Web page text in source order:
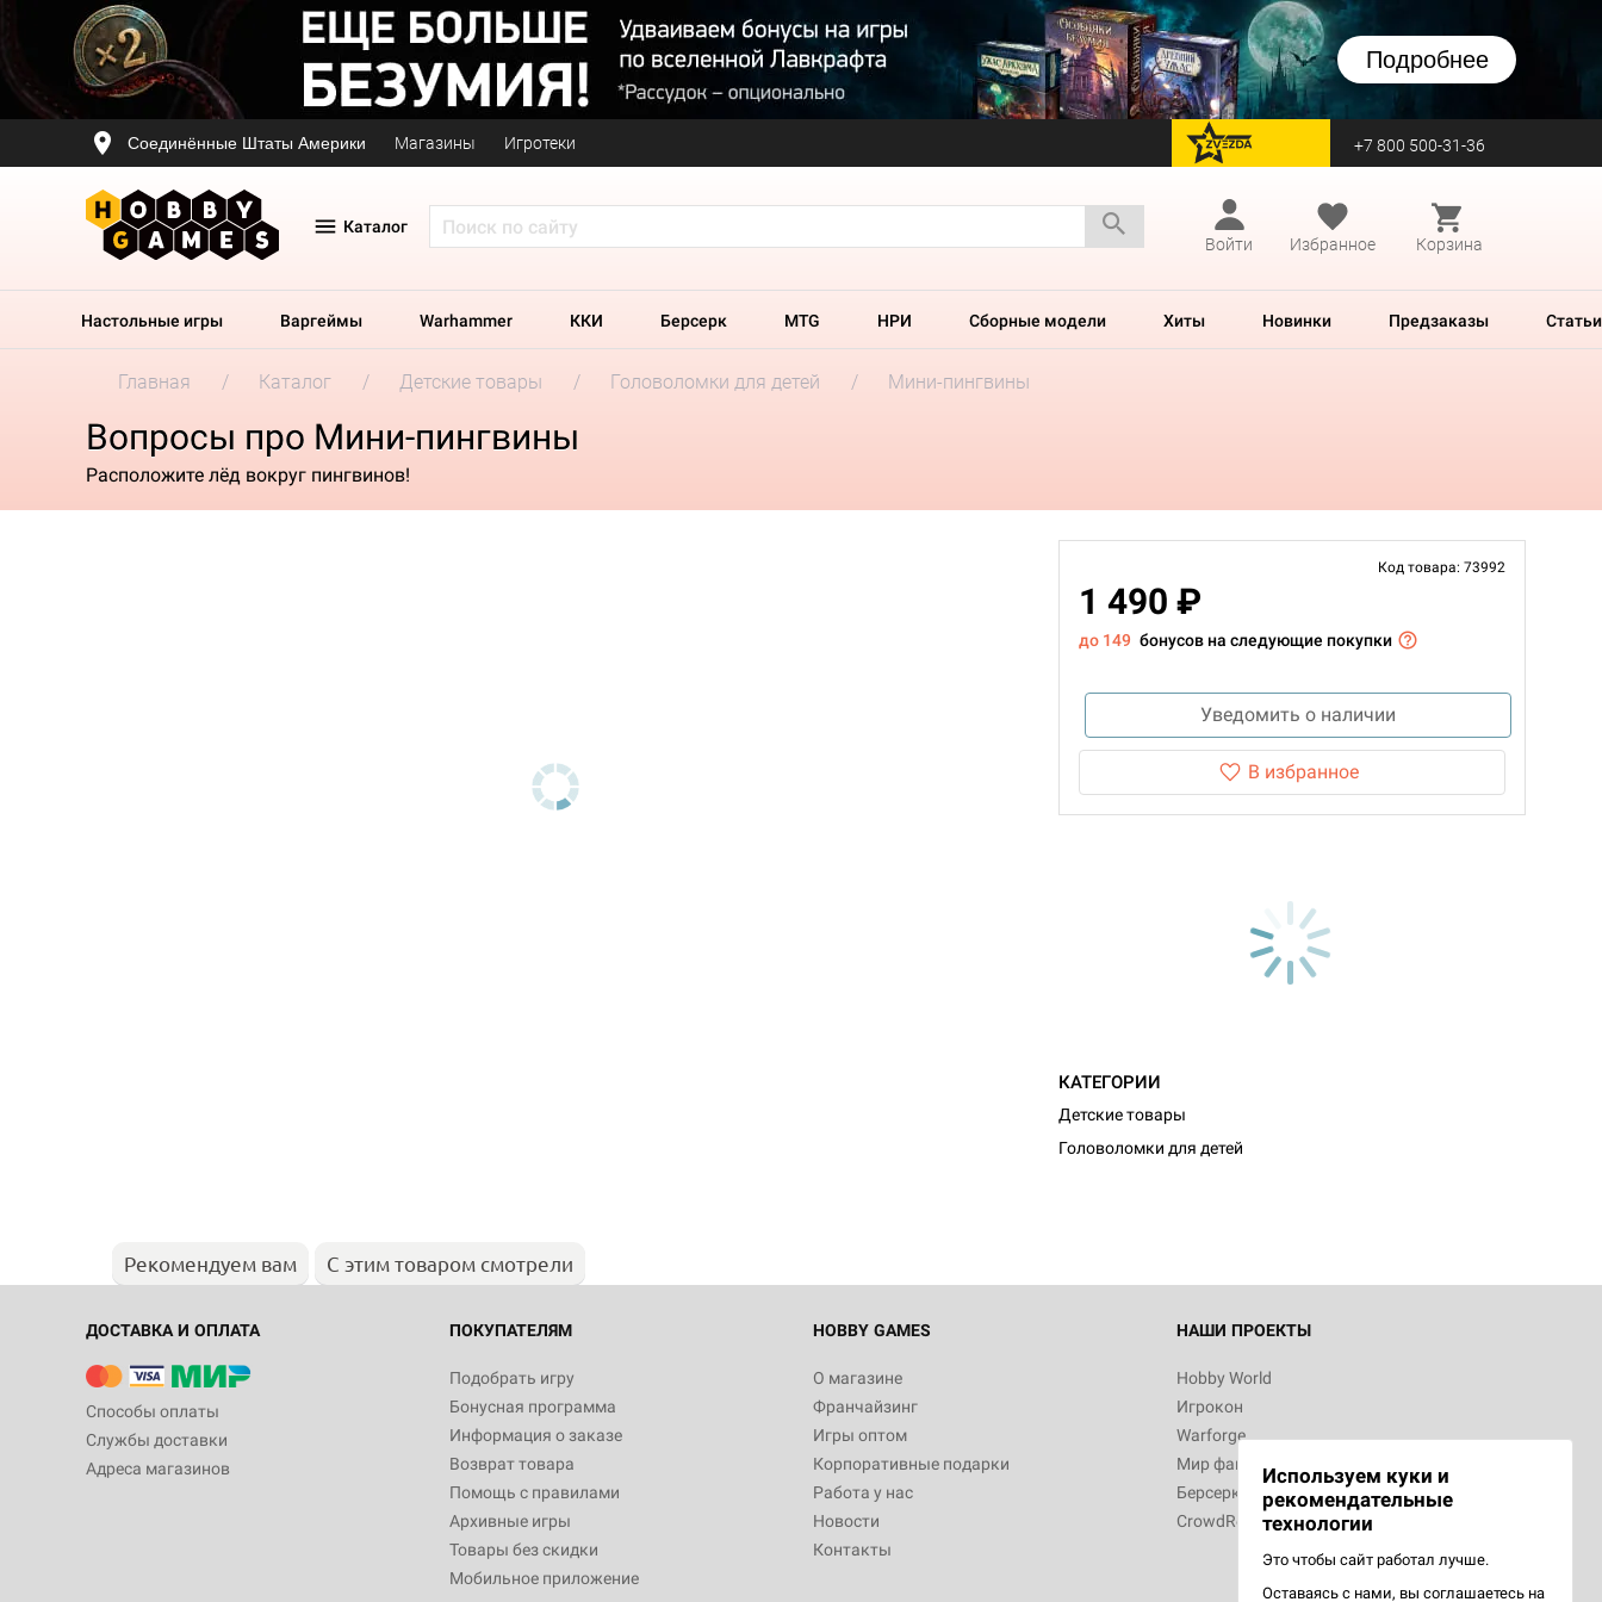
Подробнее
Соединённые Штаты Америки Магазины Игротеки перейти на Zvezda +7 800 500-31-36
Каталог
Войти
Избранное Корзина
Настольные игры Варгеймы Warhammer ККИ Берсерк MTG НРИ Сборные модели Хиты Новинки Предзаказы Статьи
Главная Каталог Детские товары Головоломки для детей Мини-пингвины
Вопросы про Мини-пингвины
Расположите лёд вокруг пингвинов!
Код товара: 73992
1 490 ₽
до 149 бонусов на следующие покупки
Уведомить о наличии
В избранное
КАТЕГОРИИ
Детские товары
Головоломки для детей
Рекомендуем вам С этим товаром смотрели
ДОСТАВКА И ОПЛАТА
Способы оплаты
Службы доставки
Адреса магазинов
ПОКУПАТЕЛЯМ
Подобрать игру
Бонусная программа
Информация о заказе
Возврат товара
Помощь с правилами
Архивные игры
Товары без скидки
Мобильное приложение
HOBBY GAMES
О магазине
Франчайзинг
Игры оптом
Корпоративные подарки
Работа у нас
Новости
Контакты
НАШИ ПРОЕКТЫ
Hobby World
Игрокон
Warforge
Мир фантастики
Берсерк
CrowdRepublic
Используем куки и
рекомендательные
технологии
Это чтобы сайт работал лучше.
Оставаясь с нами, вы соглашаетесь на